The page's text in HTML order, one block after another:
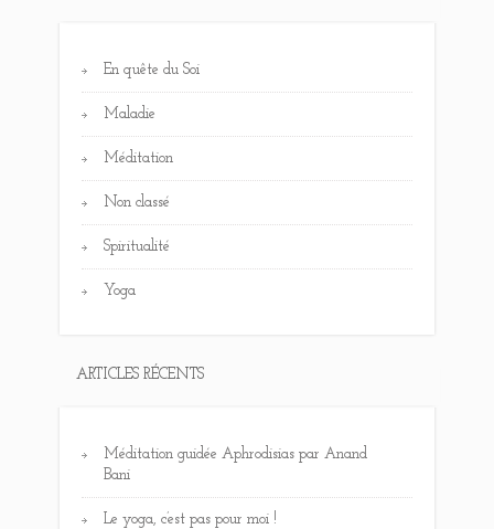
En quête du Soi
Maladie
Méditation
Non classé
Spiritualité
Yoga
ARTICLES RÉCENTS
Méditation guidée Aphrodisias par Anand
Bani
Le yoga, c’est pas pour moi !